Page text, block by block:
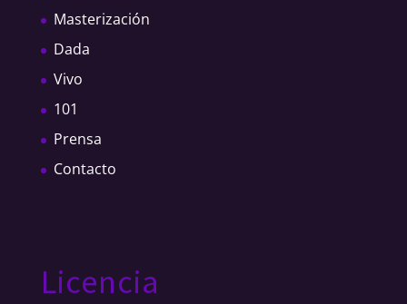
Masterización
Dada
Vivo
101
Prensa
Contacto
Licencia